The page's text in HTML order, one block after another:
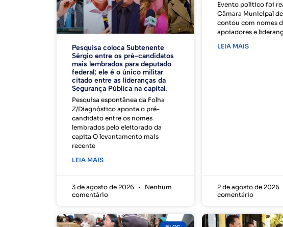
Pesquisa coloca Subtenente
Sérgio entre os pré-candidatos
mais lembrados para deputado
federal; ele é o único militar
citado entre as lideranças da
Segurança Pública na capital.
Pesquisa espontânea da Folha
Z/Diagnóstico aponta o pré-
candidato entre os nomes
lembrados pelo eleitorado da
capita O levantamento mais
recente
LEIA MAIS
3 de agosto de 2026
Nenhum
comentário
Evento político foi
Câmara Municipal
contou com nomes
apoiadores e
LEIA MAIS
2 de agosto de 2026
comentário